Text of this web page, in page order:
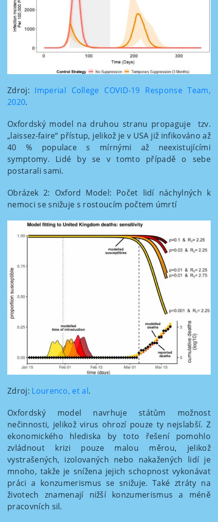
Zdroj: Imperial College COVID-19 Response Team,
2020.
Oxfordský model na druhou stranu propaguje tzv.
„laissez-faire“ přístup, jelikož je v USA již infikováno až
40 % populace s mírnými až neexistujícími
symptomy. Lidé by se v tomto případě o sebe
postarali sami.
Obrázek 2: Oxford Model: Počet lidí náchylných k
nemoci se snižuje s rostoucím počtem úmrtí
Zdroj: Lourenco, et al.
Oxfordský model navrhuje státům možnost
nečinnosti, jelikož virus ohrozí pouze ty nejslabší. Z
ekonomického hlediska by toto řešení pomohlo
zvládnout krizi pouze malou měrou, jelikož
vystrašených, izolovaných nebo nakažených lidí je
mnoho, takže je snížena jejich schopnost vykonávat
práci a konzumerismus se snižuje. Také ztráty na
životech znamenají nižší konzumerismus a méně
pracovních sil.